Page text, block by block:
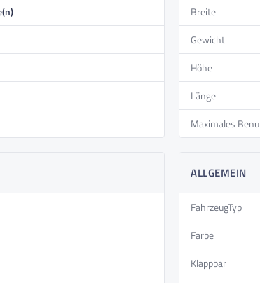
Breite
Gewicht
Höhe
Länge
Maximales
ALLGEMEIN
FahrzeugTyp
Farbe
Klappbar